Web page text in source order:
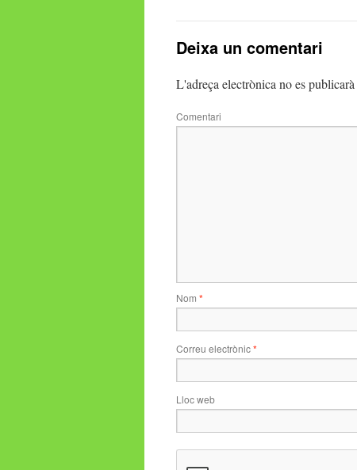
Deixa un comentari
L'adreça electrònica no es publicarà
Comentari
Nom *
Correu electrònic*
Lloc web